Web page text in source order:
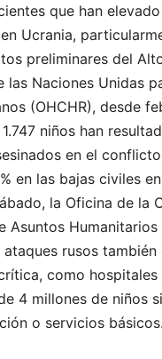
que han
Ucrania,
preliminares del
las Naciones Unidas
(OHCHR), desde
niños han
en el
en las bajas civiles
la Oficina de la
Asuntos Humanitarios
rusos también
como hospitales
4 millones de niños
o servicios básicos.